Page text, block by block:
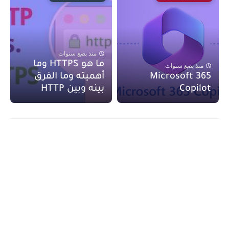
منذ بضع سنوات
Microsoft 365
Copilot
منذ بضع سنوات
ما هو HTTPS وما
أهميته وما الفرق
بينه وبين HTTP